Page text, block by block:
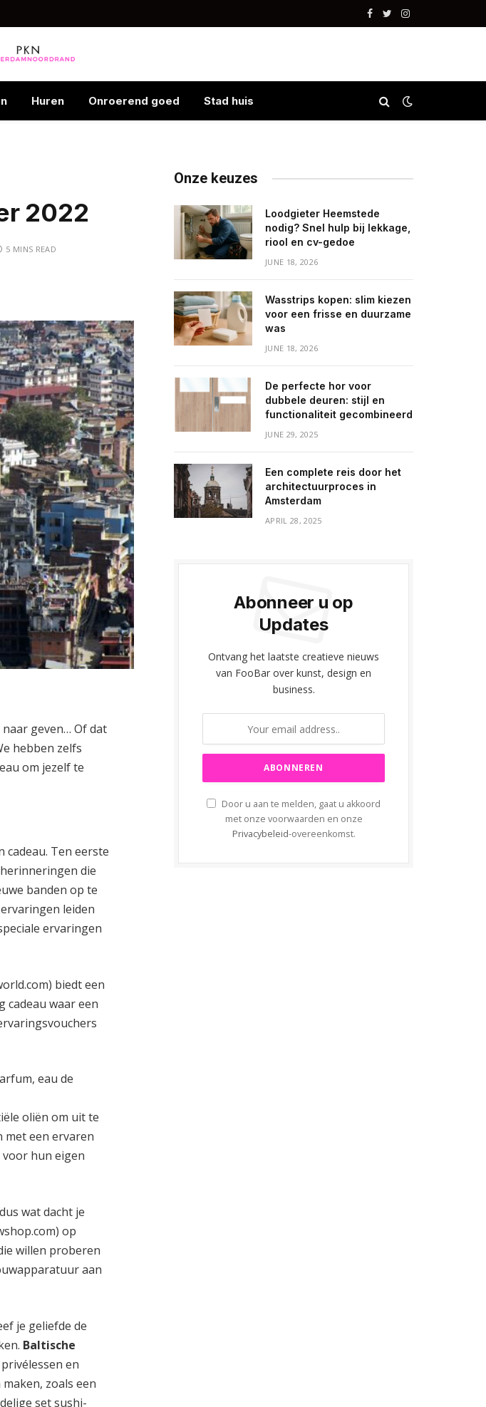
Facebook
TwitterInstagram
Huren Onroerend goed Stad huis
2022
5 MINS READ
geven… Of dat
hebben zelfs
om jezelf te
cadeau. Ten eerste
die
banden op te
leiden
ervaringen
biedt een
cadeau waar een
eau de
oliën om uit te
met een ervaren
hun eigen
wat dacht je
op
willen proberen
aan
je geliefde de
Baltische
en
zoals een
set sushi-
Onze keuzes
Loodgieter Heemstede
nodig? Snel hulp bij lekkage,
riool en cv-gedoe
JUNE 18, 2026
Wasstrips kopen: slim kiezen
voor een frisse en duurzame
was
JUNE 18, 2026
De perfecte hor voor
dubbele deuren: stijl en
functionaliteit gecombineerd
JUNE 29, 2025
Een complete reis door het
architectuurproces in
Amsterdam
APRIL 28, 2025
Abonneer u op
Updates
Ontvang het laatste creatieve nieuws
van FooBar over kunst, design en
business.
Door u aan te melden, gaat u akkoord
met onze voorwaarden en onze
Privacybeleid-overeenkomst.